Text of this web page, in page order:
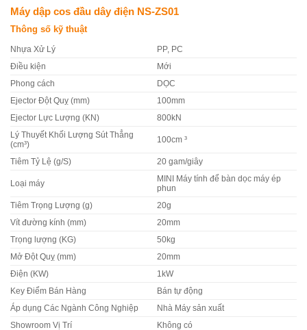
Máy dập cos đầu dây điện NS-ZS01
Thông số kỹ thuật
Nhựa Xử Lý PP, PC
Điều kiện Mới
Phong cách DỌC
Ejector Đột Quỵ (mm) 100mm
Ejector Lực Lượng (KN) 800kN
Lý Thuyết Khối Lượng Sút Thẳng
(cm³)
100cm ³
Tiêm Tỷ Lệ (g/S) 20 gam/giây
Loại máy
MINI Máy tính để bàn dọc máy ép
phun
Tiêm Trọng Lượng (g) 20g
Vít đường kính (mm) 20mm
Trọng lượng (KG) 50kg
Mở Đột Quỵ (mm) 20mm
Điện (KW) 1kW
Key Điểm Bán Hàng Bán tự động
Áp dụng Các Ngành Công Nghiệp Nhà Máy sản xuất
Showroom Vị Trí Không có